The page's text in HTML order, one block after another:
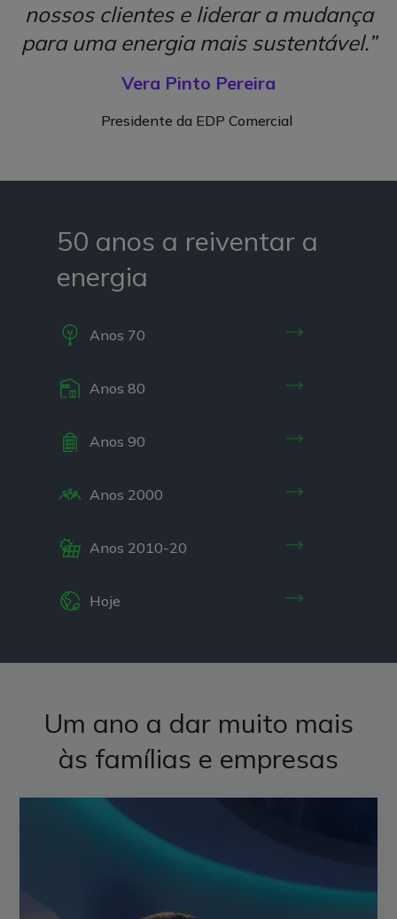
nossos clientes e liderar a mudança
para uma energia mais sustentável.”
Vera Pinto Pereira
Presidente da EDP Comercial
50 anos a reiventar a
energia
Anos 70
Anos 80
Anos 90
Anos 2000
Anos 2010-20
Hoje
Um ano a dar muito mais
às famílias e empresas